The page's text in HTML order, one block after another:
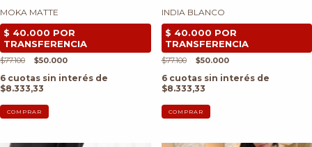
MOKA MATTE
$77.100 $50.000
6 cuotas sin interés de
$8.333,33
COMPRAR
INDIA BLANCO
$77.100 $50.000
6 cuotas sin interés de
$8.333,33
COMPRAR